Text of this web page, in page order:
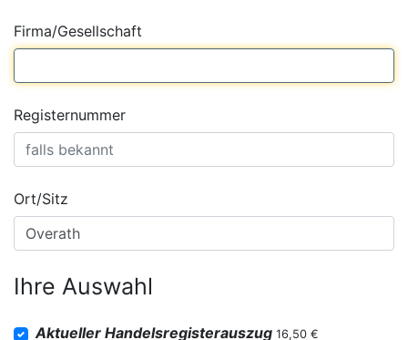
Firma/Gesellschaft
Registernummer
Ort/Sitz
Ihre Auswahl
Aktueller Handelsregisterauszug 16,50 €